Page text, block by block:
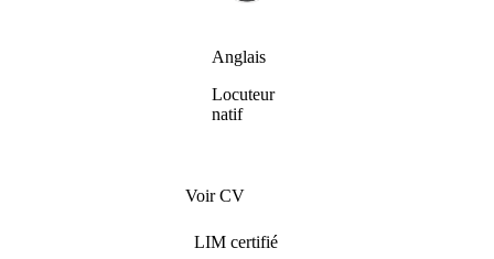
Anglais
Locuteur
natif
Voir CV
LIM certifié